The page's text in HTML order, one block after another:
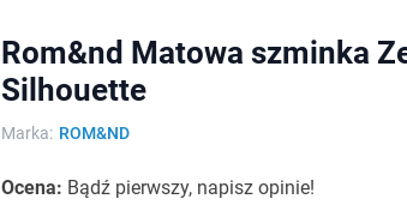
Rom&nd Matowa szminka
Silhouette
Marka: ROM&ND
Ocena: Bądź pierwszy, napisz opinie!